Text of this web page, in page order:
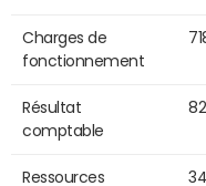
Charges de
fonctionnement
Résultat
comptable
Ressources